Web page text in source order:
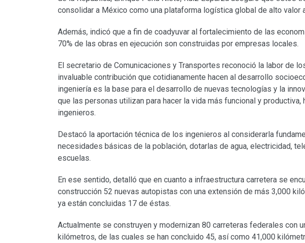
consolidar a México como una plataforma logística global de alto valor
Además, indicó que a fin de coadyuvar al fortalecimiento de las
70% de las obras en ejecución son construidas por empresas locales.
El secretario de Comunicaciones y Transportes reconoció la labor de
invaluable contribución que cotidianamente hacen al desarrollo
ingeniería es la base para el desarrollo de nuevas tecnologías y la
que las personas utilizan para hacer la vida más funcional y
ingenieros.
Destacó la aportación técnica de los ingenieros al considerarla
necesidades básicas de la población, dotarlas de agua, electricidad,
escuelas.
En ese sentido, detalló que en cuanto a infraestructura carretera se
construcción 52 nuevas autopistas con una extensión de más 3,000
ya están concluidas 17 de éstas.
Actualmente se construyen y modernizan 80 carreteras federales con
kilómetros, de las cuales se han concluido 45, así como 41,000